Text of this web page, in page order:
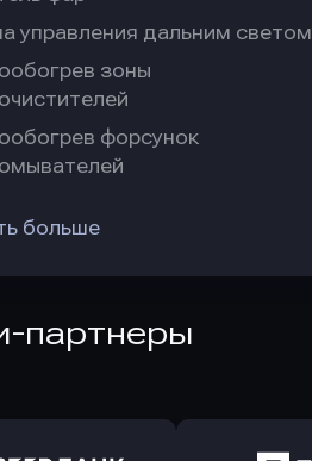
управления дальним светом
зоны
форсунок
больше
партнеры